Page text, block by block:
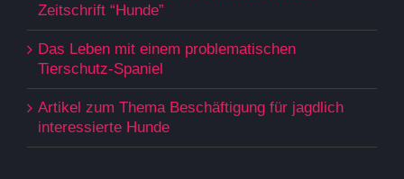
Zeitschrift “Hunde”
Das Leben mit einem problematischen
Tierschutz-Spaniel
Artikel zum Thema Beschäftigung für jagdlich
interessierte Hunde